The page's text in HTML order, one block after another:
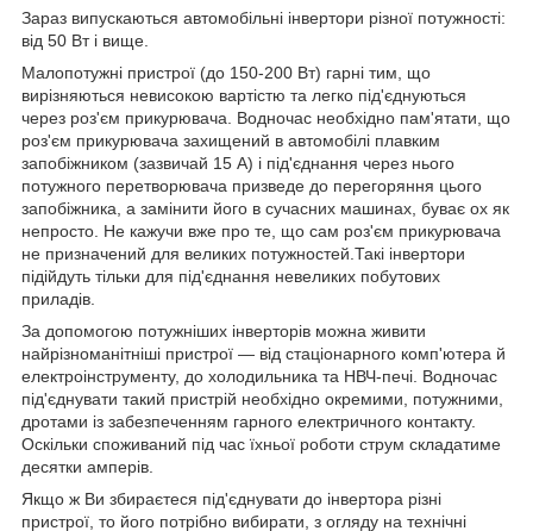
Зараз випускаються автомобільні інвертори різної потужності:
від 50 Вт і вище.
Малопотужні пристрої (до 150-200 Вт) гарні тим, що
вирізняються невисокою вартістю та легко під'єднуються
через роз'єм прикурювача. Водночас необхідно пам'ятати, що
роз'єм прикурювача захищений в автомобілі плавким
запобіжником (зазвичай 15 А) і під'єднання через нього
потужного перетворювача призведе до перегоряння цього
запобіжника, а замінити його в сучасних машинах, буває ох як
непросто. Не кажучи вже про те, що сам роз'єм прикурювача
не призначений для великих потужностей.Такі інвертори
підійдуть тільки для під'єднання невеликих побутових
приладів.
За допомогою потужніших інверторів можна живити
найрізноманітніші пристрої — від стаціонарного комп'ютера й
електроінструменту, до холодильника та НВЧ-печі. Водночас
під'єднувати такий пристрій необхідно окремими, потужними,
дротами із забезпеченням гарного електричного контакту.
Оскільки споживаний під час їхньої роботи струм складатиме
десятки амперів.
Якщо ж Ви збираєтеся під'єднувати до інвертора різні
пристрої, то його потрібно вибирати, з огляду на технічні